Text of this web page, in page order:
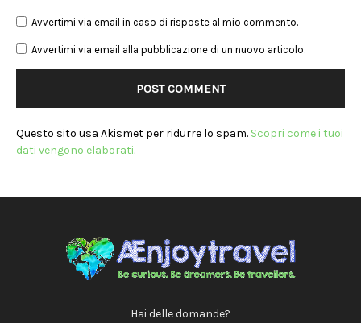
Avvertimi via email in caso di risposte al mio commento.
Avvertimi via email alla pubblicazione di un nuovo articolo.
Questo sito usa Akismet per ridurre lo spam. Scopri come i tuoi
dati vengono elaborati.
Hai delle domande?